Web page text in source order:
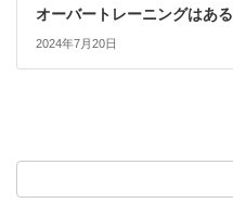
オーバートレーニングはある
2024年7月20日